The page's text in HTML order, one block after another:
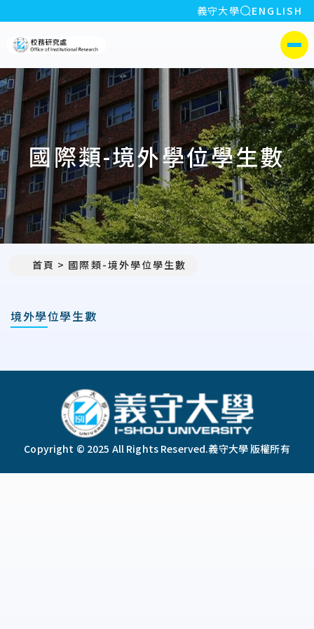
:::
義守大學 全站搜索
ENGLISH
側選單
國際類-境外學位學生數
首頁 國際類-境外學位學生數
境外學位學生數
Copyright © 2025 All Rights Reserved.義守大學 版權所有